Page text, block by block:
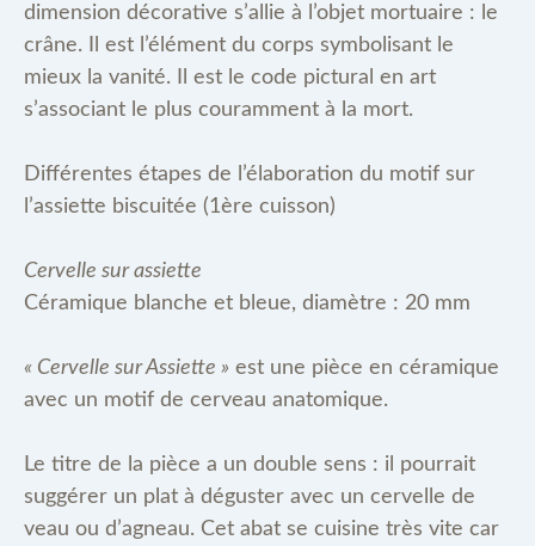
dimension décorative s’allie à l’objet mortuaire : le
crâne. Il est l’élément du corps symbolisant le
mieux la vanité. Il est le code pictural en art
s’associant le plus couramment à la mort.
Différentes étapes de l’élaboration du motif sur
l’assiette biscuitée (1ère cuisson)
Cervelle sur assiette
Céramique blanche et bleue, diamètre : 20 mm
« Cervelle sur Assiette » est une pièce en céramique
avec un motif de cerveau anatomique.
Le titre de la pièce a un double sens : il pourrait
suggérer un plat à déguster avec un cervelle de
veau ou d’agneau. Cet abat se cuisine très vite car